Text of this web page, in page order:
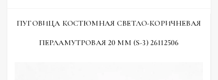
ПУГОВИЦА КОСТЮМНАЯ СВЕТЛО-КОРИЧНЕВАЯ
ПЕРЛАМУТРОВАЯ 20 ММ (S-3) 26112506